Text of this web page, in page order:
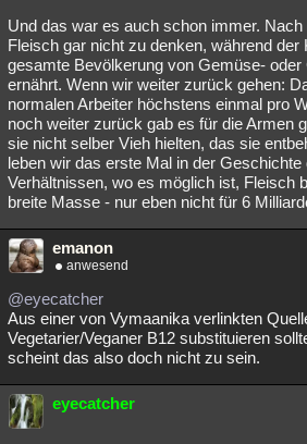
Und das war es auch schon immer.
Fleisch gar nicht zu denken, während der
gesamte Bevölkerung von Gemüse- oder
ernährt. Wenn wir weiter zurück gehen:
normalen Arbeiter höchstens einmal pro
noch weiter zurück gab es für die Armen
sie nicht selber Vieh hielten, das sie
leben wir das erste Mal in der
Verhältnissen, wo es möglich ist, Fleisch
breite Masse - nur eben nicht für 6
emanon
anwesend
@eyecatcher
Aus einer von Vymaanika verlinkten
Vegetarier/Veganer B12 substituieren
scheint das also doch nicht zu sein.
eyecatcher